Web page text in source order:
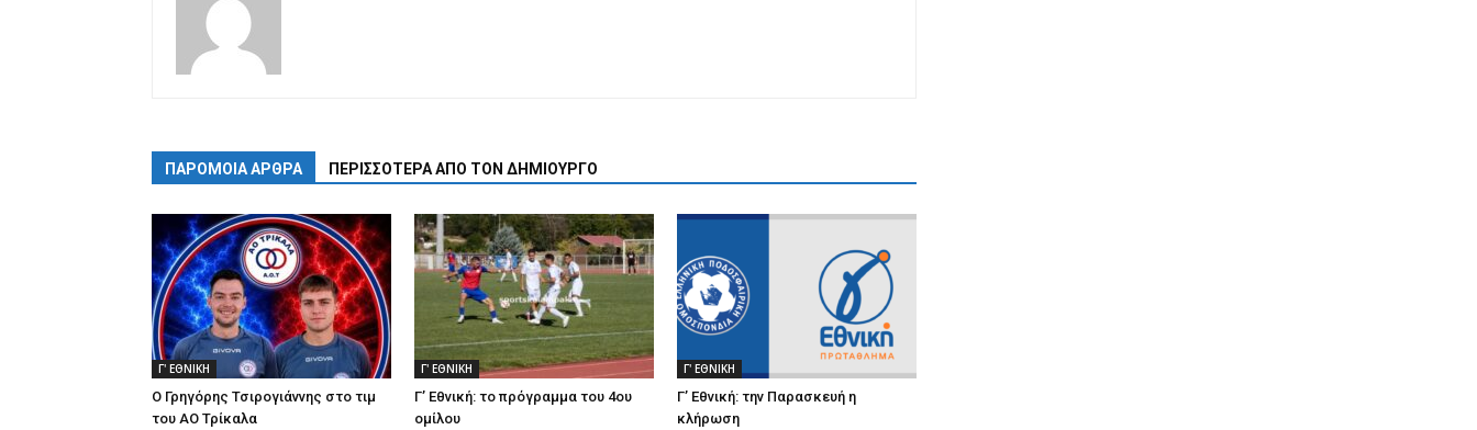
ΠΑΡΟΜΟΙΑ ΑΡΘΡΑ ΠΕΡΙΣΣΟΤΕΡΑ ΑΠΟ ΤΟΝ ΔΗΜΙΟΥΡΓΟ
Γ' ΕΘΝΙΚΗ
Ο Γρηγόρης Τσιρογιάννης στο τιμ
του ΑΟ Τρίκαλα
Γ' ΕΘΝΙΚΗ
Γ’ Εθνική: το πρόγραμμα του 4ου
ομίλου
Γ' ΕΘΝΙΚΗ
Γ’ Εθνική: την Παρασκευή η
κλήρωση